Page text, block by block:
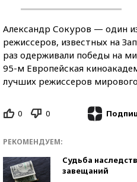
Александр Сокуров — один
режиссеров, известных на
раз одерживали победы на
95-м Европейская
лучших режиссеров
0 0
РЕКОМЕНДУЕМ:
Судьба
завещаний